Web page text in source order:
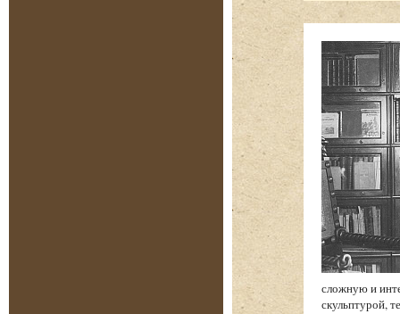
сложную и
скульптурой,